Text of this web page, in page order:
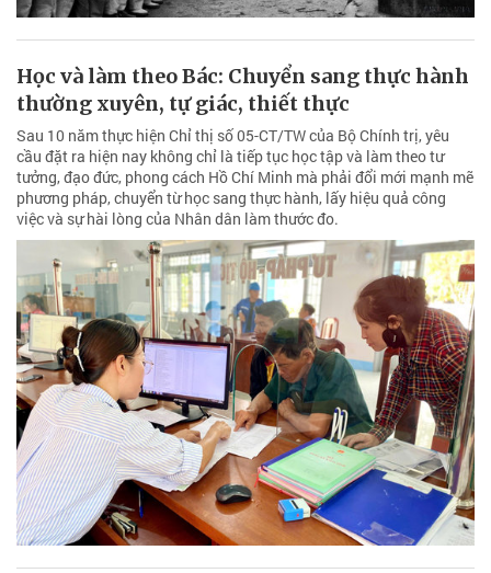
Học và làm theo Bác: Chuyển sang thực hành
thường xuyên, tự giác, thiết thực
Sau 10 năm thực hiện Chỉ thị số 05-CT/TW của Bộ Chính trị, yêu
cầu đặt ra hiện nay không chỉ là tiếp tục học tập và làm theo tư
tưởng, đạo đức, phong cách Hồ Chí Minh mà phải đổi mới mạnh mẽ
phương pháp, chuyển từ học sang thực hành, lấy hiệu quả công
việc và sự hài lòng của Nhân dân làm thước đo.